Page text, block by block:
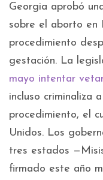
Georgia aprobó
sobre el aborto en
procedimiento
gestación. La
mayo intentar
incluso criminaliza
procedimiento, el
Unidos. Los
tres estados
firmado este año